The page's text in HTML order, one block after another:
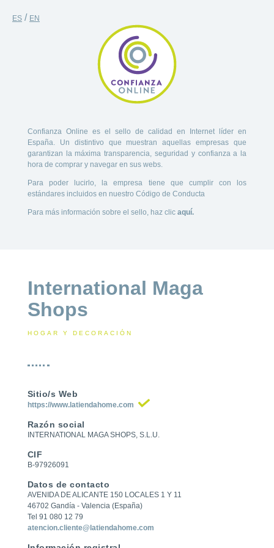
ES / EN
Confianza Online es el sello de calidad en Internet líder en
España. Un distintivo que muestran aquellas empresas que
garantizan la máxima transparencia, seguridad y confianza a la
hora de comprar y navegar en sus webs.
Para poder lucirlo, la empresa tiene que cumplir con los
estándares incluidos en nuestro Código de Conducta
Para más información sobre el sello, haz clic aquí.
International Maga
Shops
HOGAR Y DECORACIÓN
Sitio/s Web
https://www.latiendahome.com
Razón social
INTERNATIONAL MAGA SHOPS, S.L.U.
CIF
B-97926091
Datos de contacto
AVENIDA DE ALICANTE 150 LOCALES 1 Y 11
46702 Gandía - Valencia (España)
Tel 91 080 12 79
atencion.cliente@latiendahome.com